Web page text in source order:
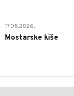
17.05.2026.
Mostarske kiše